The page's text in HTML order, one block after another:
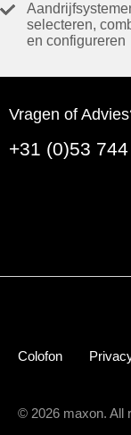
selecteren,
en configureren
Vragen of
+31 (0)53
Colofon
© 2026 maxon. All